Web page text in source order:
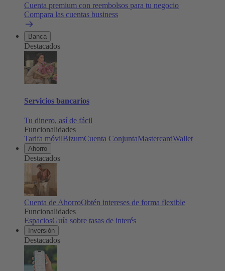
Cuenta premium con reembolsos para tu negocio
Compara las cuentas business
Banca
Destacados
Servicios bancarios
Tu dinero, así de fácil
Funcionalidades
Tarifa móvilBizumCuenta ConjuntaMastercardWallet
Ahorro
Destacados
Cuenta de AhorroObtén intereses de forma flexible
Funcionalidades
EspaciosGuía sobre tasas de interés
Inversión
Destacados